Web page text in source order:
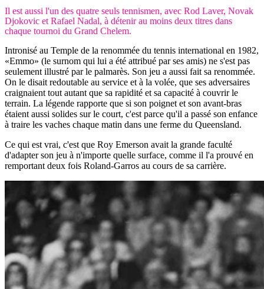
Il est aussi l'un des quatre seuls tennismen, avec Rod Laver, Novak
Djokovic et Rafael Nadal, à détenir au moins deux titres dans
chaque tournoi du Grand Chelem.
Intronisé au Temple de la renommée du tennis international en 1982,
«Emmo» (le surnom qui lui a été attribué par ses amis) ne s'est pas
seulement illustré par le palmarès. Son jeu a aussi fait sa renommée.
On le disait redoutable au service et à la volée, que ses adversaires
craignaient tout autant que sa rapidité et sa capacité à couvrir le
terrain. La légende rapporte que si son poignet et son avant-bras
étaient aussi solides sur le court, c'est parce qu'il a passé son enfance
à traire les vaches chaque matin dans une ferme du Queensland.
Ce qui est vrai, c'est que Roy Emerson avait la grande faculté
d'adapter son jeu à n'importe quelle surface, comme il l'a prouvé en
remportant deux fois Roland-Garros au cours de sa carrière.